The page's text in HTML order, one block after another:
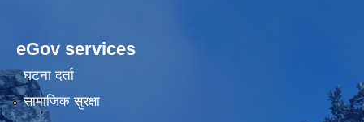
eGov services
घटना दर्ता
सामाजिक सुरक्षा